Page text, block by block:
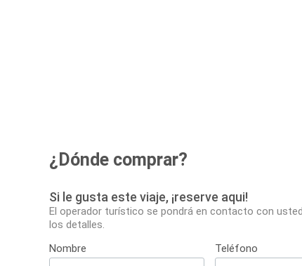
¿Dónde comprar?
Si le gusta este viaje, ¡reserve aqui!
El operador turístico se pondrá en contacto con
los detalles.
Nombre
Teléfono